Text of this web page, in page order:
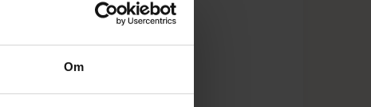
Om
gäller
kr
347,02 kr